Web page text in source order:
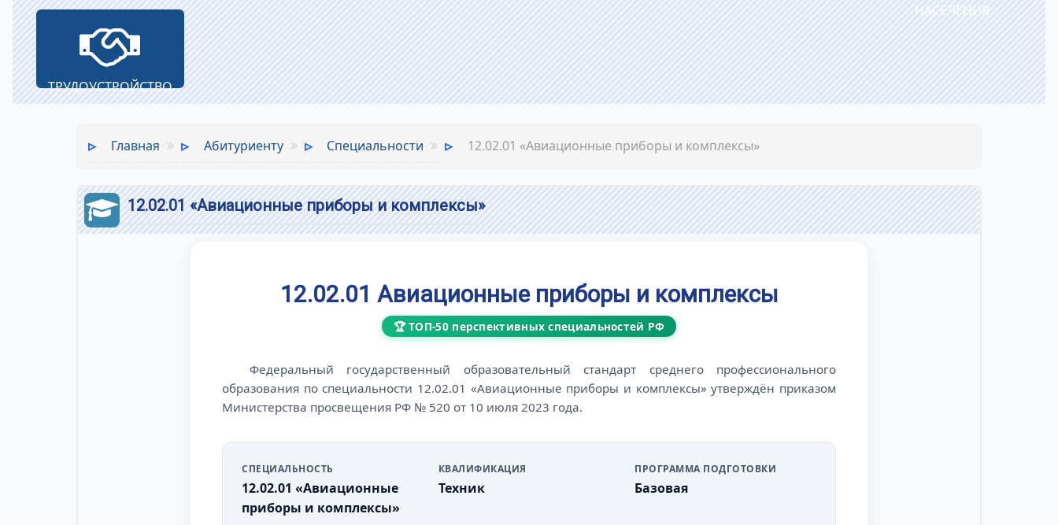
НАСЕЛЕНИЯ
ТРУДОУСТРОЙСТВО
Главная Абитуриенту Специальности 12.02.01 «Авиационные приборы и комплексы»
12.02.01 «Авиационные приборы и комплексы»
12.02.01 Авиационные приборы и комплексы
🏆 ТОП-50 перспективных специальностей РФ
Федеральный государственный образовательный стандарт среднего профессионального
образования по специальности 12.02.01 «Авиационные приборы и комплексы» утверждён приказом
Министерства просвещения РФ № 520 от 10 июля 2023 года.
СПЕЦИАЛЬНОСТЬ
12.02.01 «Авиационные
приборы и комплексы»
КВАЛИФИКАЦИЯ
Техник
ПРОГРАММА ПОДГОТОВКИ
Базовая